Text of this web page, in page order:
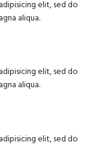
elit, sed do
aliqua.
elit, sed do
aliqua.
elit, sed do